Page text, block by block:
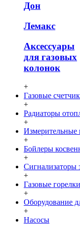
Дон
Лемакс
Аксессуары
для газовых
колонок
+
Газовые
+
Радиаторы
+
Измерительные
+
Бойлеры
+
Сигнализаторы
+
Газовые горелки
+
Оборудование
+
Насосы